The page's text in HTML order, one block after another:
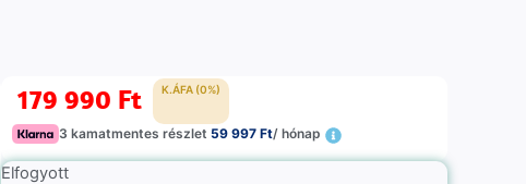
179 990 Ft K.ÁFA (0%)
3 kamatmentes részlet59 997 Ft/ hónap
Elfogyott